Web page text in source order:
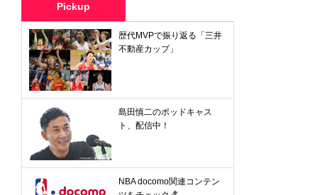
Pickup
歴代MVPで振り返る「三井
不動産カップ」
島田慎二のポッドキャス
ト、配信中！
NBA docomo関連コンテン